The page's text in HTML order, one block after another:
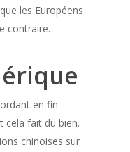
les Européens
contraire.
en fin
cela fait du bien.
chinoises sur